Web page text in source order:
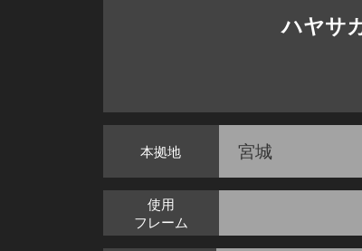
ハヤサ
本拠地 宮城
使用
フレーム